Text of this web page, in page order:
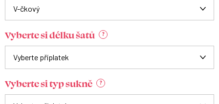
Vyberte si délku šatů ?
Vyberte si typ sukně ?